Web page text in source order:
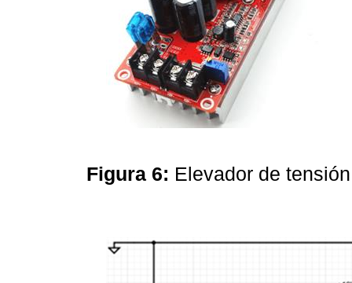
Figura 6: Elevador de